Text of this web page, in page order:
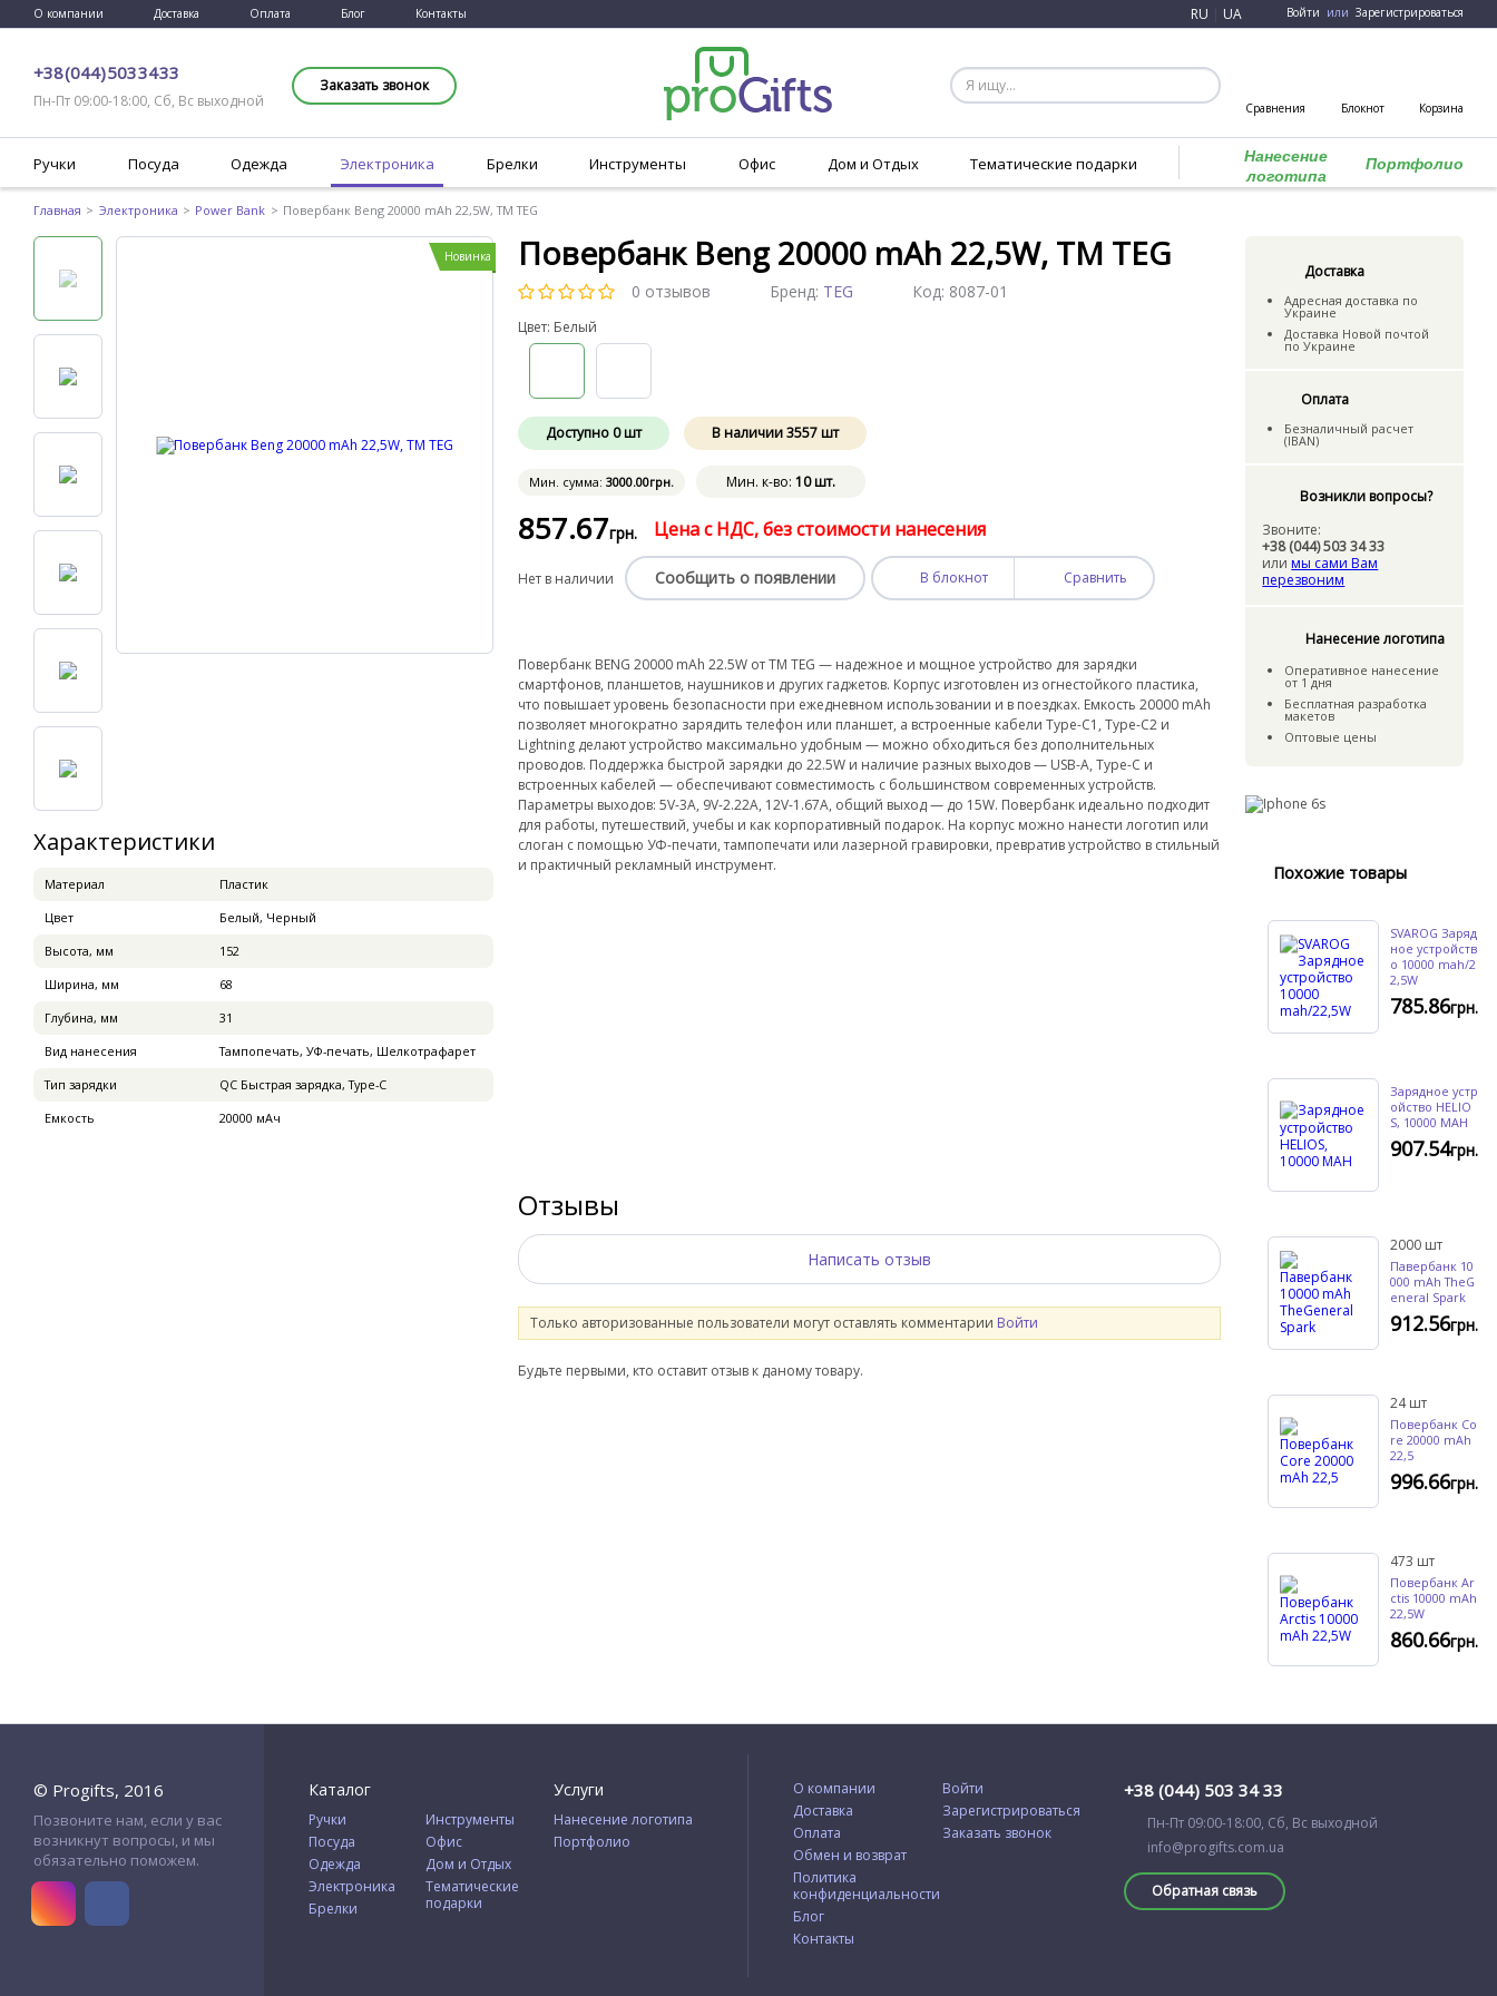
О компании Доставка Оплата Блог Контакты RU UA Войти или Зарегистрироваться
+38 (044) 503 34 33
Пн-Пт 09:00-18:00, Сб, Вс выходной
Заказать звонок
Сравнения Блокнот Корзина
Ручки Посуда Одежда Электроника Брелки Инструменты Офис Дом и Отдых Тематические подарки
Нанесение
логотипа
Портфолио
Главная Электроника Power Bank Повербанк Beng 20000 mAh 22,5W, ТМ TEG
Новинка
Характеристики
Материал
Пластик
Цвет
Белый, Черный
Высота, мм
152
Ширина, мм
68
Глубина, мм
31
Вид нанесения
Тампопечать, УФ-печать, Шелкотрафарет
Тип зарядки
QC Быстрая зарядка, Type-C
Емкость
20000 мАч
Повербанк Beng 20000 mAh 22,5W, ТМ TEG
0 отзывов Бренд: TEG Код: 8087-01
Цвет: Белый
Доступно 0 шт В наличии3557шт
Мин. сумма:3000.00грн. Мин. к-во:10 шт.
857.67грн. Цена с НДС, без стоимости нанесения
Нет в наличии Сообщить о появлении В блокнот Сравнить
Повербанк BENG 20000 mAh 22.5W от ТМ TEG — надежное и мощное устройство для зарядки
смартфонов, планшетов, наушников и других гаджетов. Корпус изготовлен из огнестойкого пластика,
что повышает уровень безопасности при ежедневном использовании и в поездках. Емкость 20000 mAh
позволяет многократно зарядить телефон или планшет, а встроенные кабели Type-C1, Type-C2 и
Lightning делают устройство максимально удобным — можно обходиться без дополнительных
проводов. Поддержка быстрой зарядки до 22.5W и наличие разных выходов — USB-A, Type-C и
встроенных кабелей — обеспечивают совместимость с большинством современных устройств.
Параметры выходов: 5V-3A, 9V-2.22A, 12V-1.67A, общий выход — до 15W. Повербанк идеально подходит
для работы, путешествий, учебы и как корпоративный подарок. На корпус можно нанести логотип или
слоган с помощью УФ-печати, тампопечати или лазерной гравировки, превратив устройство в стильный
и практичный рекламный инструмент.
Доставка
Адресная доставка по
Украине
Доставка Новой почтой
по Украине
Оплата
Безналичный расчет
(IBAN)
Возникли вопросы?
Звоните:
+38 (044) 503 34 33
или мы сами Вам
перезвоним
Нанесение логотипа
Оперативное нанесение
от 1 дня
Бесплатная разработка
макетов
Оптовые цены
Похожие товары
SVAROG Заряд
ное устройств
о 10000 mah/2
2,5W
785.86грн.
Зарядное устр
ойство HELIO
S, 10000 MAH
907.54грн.
2000 шт
Павербанк 10
000 mAh TheG
eneral Spark
912.56грн.
24 шт
Повербанк Co
re 20000 mAh
22,5
996.66грн.
473 шт
Повербанк Ar
ctis 10000 mAh
22,5W
860.66грн.
Отзывы
Написать отзыв
Только авторизованные пользователи могут оставлять комментарии Войти
Будьте первыми, кто оставит отзыв к даному товару.
Каталог
Ручки
Посуда
Одежда
Электроника
Брелки
Инструменты
Офис
Дом и Отдых
Тематические
подарки
Услуги
Нанесение логотипа
Портфолио
О компании
Доставка
Оплата
Обмен и возврат
Политика
конфиденциальности
Блог
Контакты
Войти
Зарегистрироваться
Заказать звонок
+38 (044) 503 34 33
Пн-Пт 09:00-18:00, Сб, Вс выходной
info@progifts.com.ua
Обратная связь
© Progifts, 2016
Позвоните нам, если у вас
возникнут вопросы, и мы
обязательно поможем.